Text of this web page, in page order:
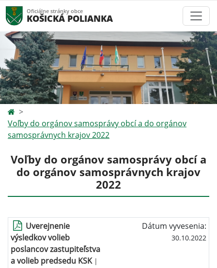
Oficiálne stránky obce
KOŠICKÁ POLIANKA
Voľby do orgánov samosprávy obcí a do orgánov
samosprávnych krajov 2022
Voľby do orgánov samosprávy obcí a
do orgánov samosprávnych krajov
2022
Uverejnenie
výsledkov volieb
poslancov zastupiteľstva
a volieb predsedu KSK|
Dátum vyvesenia:
30.10.2022